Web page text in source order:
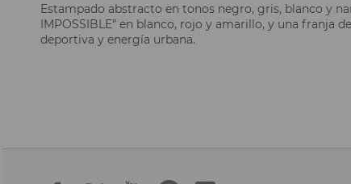
Estampado abstracto en tonos negro, gris, blanco y
IMPOSSIBLE” en blanco, rojo y amarillo, y una franja
deportiva y energía urbana.